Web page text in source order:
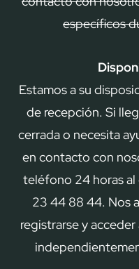
específicos
Estamos a su
de recepción. Si
cerrada o necesita
en contacto con
teléfono 24 horas al
23 44 88 44. Nos
registrarse y